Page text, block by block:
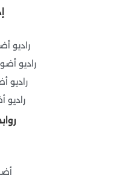
راديو
راديو
راديو
راديو